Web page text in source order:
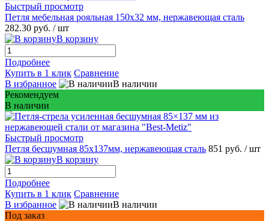
Быстрый просмотр
Петля мебельная рояльная 150х32 мм, нержавеющая сталь
282.30 руб. / шт
В корзину
Подробнее
Купить в 1 клик Сравнение
В избранное
В наличии
Рекомендуем
В наличии
Быстрый просмотр
Петля бесшумная 85х137мм, нержавеющая сталь 851 руб. / шт
В корзину
Подробнее
Купить в 1 клик Сравнение
В избранное
В наличии
Под заказ